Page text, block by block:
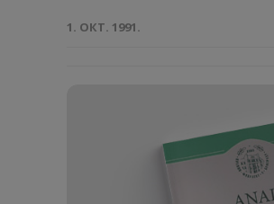
1. ОКТ. 1991.